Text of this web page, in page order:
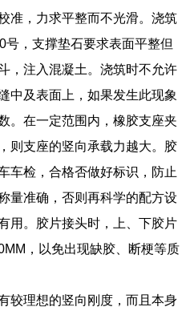
准，力求平整而不光滑。浇筑
，支撑垫石要求表面平整但
，注入混凝土。浇筑时不允许
中及表面上，如果发生此现象
。在一定范围内，橡胶支座夹
则支座的竖向承载力越大。胶
车检，合格否做好标识，防止
量准确，否则再科学的配方设
用。胶片接头时，上、下胶片
，以免出现缺胶、断梗等质
较理想的竖向刚度，而且本身